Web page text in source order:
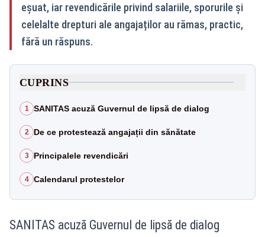
eșuat, iar revendicările privind salariile, sporurile și
celelalte drepturi ale angajaților au rămas, practic,
fără un răspuns.
CUPRINS
1 SANITAS acuză Guvernul de lipsă de dialog
2 De ce protestează angajații din sănătate
3 Principalele revendicări
4 Calendarul protestelor
SANITAS acuză Guvernul de lipsă de dialog